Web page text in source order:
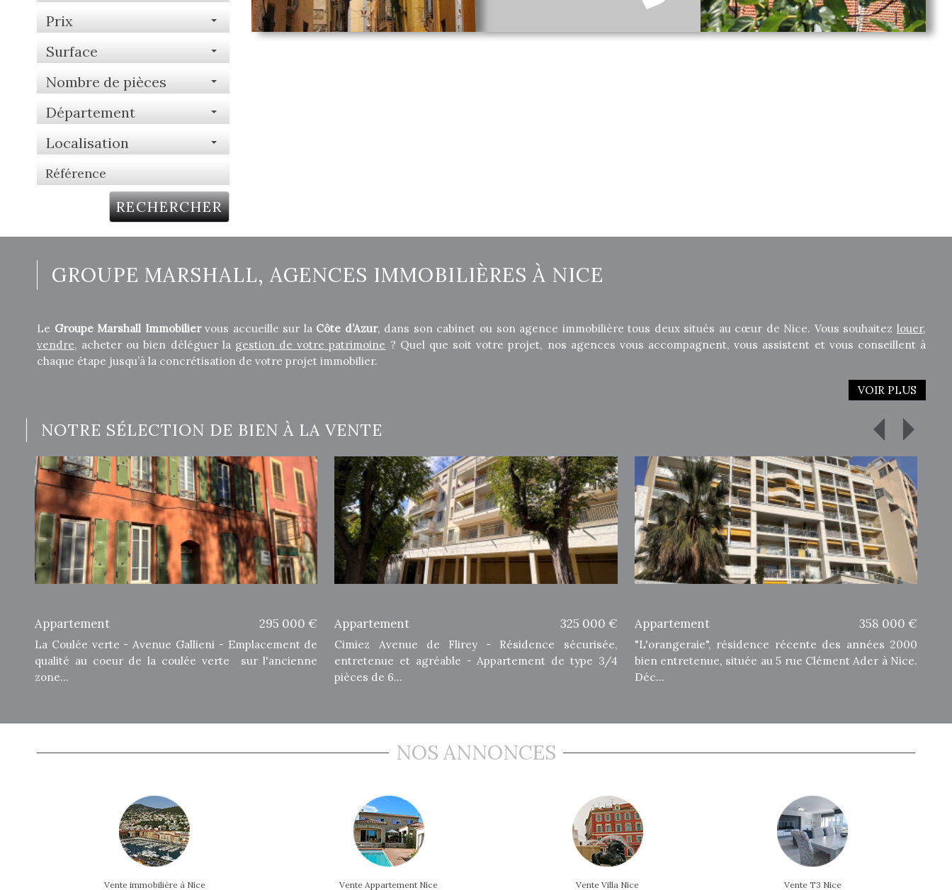
Prix
Surface
Nombre de pièces
Département
Localisation
RECHERCHER
GROUPE MARSHALL, AGENCES IMMOBILIÈRES À NICE
Le Groupe Marshall Immobiliervous accueille sur la Côte d’Azur, dans son cabinet ou son agence immobilière tous deux situés au cœur de Nice. Vous souhaitezlouer,
vendre, acheter ou bien déléguer la gestion de votre patrimoine ? Quel que soit votre projet, nos agences vous accompagnent, vous assistent et vous conseillent à
chaque étape jusqu’à la concrétisation de votre projet immobilier.
VOIR PLUS
NOTRE SÉLECTION DE BIEN À LA VENTE
Appartement 295 000 €
La Coulée verte - Avenue Gallieni - Emplacement de
qualité au coeur de la coulée verte sur l'ancienne
zone...
Appartement 325 000 €
Cimiez Avenue de Flirey - Résidence sécurisée,
entretenue et agréable - Appartement de type 3/4
pièces de 6...
Appartement 358 000 €
"L'orangeraie", résidence récente des années 2000
bien entretenue, située au 5 rue Clément Ader à Nice.
Déc...
NOS ANNONCES
Vente immobilière à Nice Vente Appartement Nice Vente Villa Nice Vente T3 Nice